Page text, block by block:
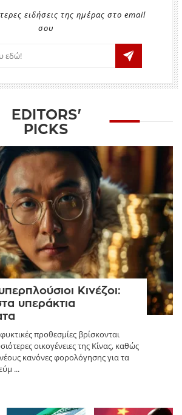
ειδήσεις της ημέρας στο email
σου
EDITORS'
PICKS
Κινέζοι:
υπεράκτια
προθεσμίες βρίσκονται
οικογένειες της Κίνας, καθώς
κανόνες φορολόγησης για τα
...